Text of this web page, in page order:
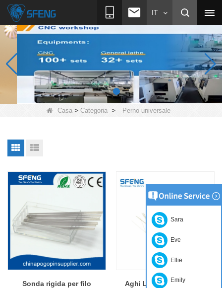
IT
Casa > Categoria > Perno universale
Sonda rigida per filo
Aghi L&M di alta qualità
Sara
Eve
Ellie
Emily